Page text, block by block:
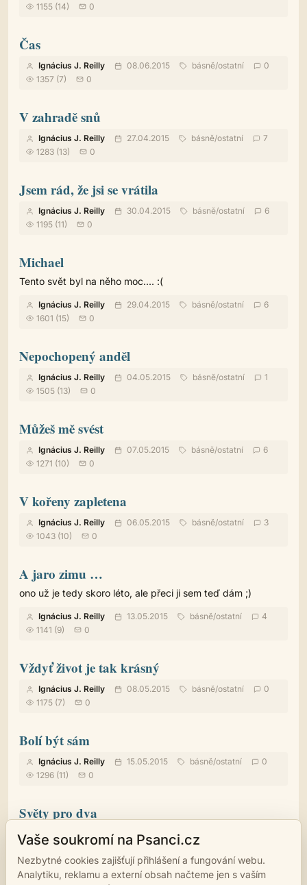
1155 (14)
0
Čas
Ignácius J. Reilly 08.06.2015 básně/ostatní
0
1357 (7)
0
V zahradě snů
Ignácius J. Reilly 27.04.2015 básně/ostatní
7
1283 (13)
0
Jsem rád, že jsi se vrátila
Ignácius J. Reilly 30.04.2015 básně/ostatní
6
1195 (11)
0
Michael
Tento svět byl na něho moc.... :(
Ignácius J. Reilly 29.04.2015 básně/ostatní
6
1601 (15)
0
Nepochopený anděl
Ignácius J. Reilly 04.05.2015 básně/ostatní
1
1505 (13)
0
Můžeš mě svést
Ignácius J. Reilly 07.05.2015 básně/ostatní
6
1271 (10)
0
V kořeny zapletena
Ignácius J. Reilly 06.05.2015 básně/ostatní
3
1043 (10)
0
A jaro zimu …
ono už je tedy skoro léto, ale přeci ji sem teď dám ;)
Ignácius J. Reilly 13.05.2015 básně/ostatní
4
1141 (9)
0
Vždyť život je tak krásný
Ignácius J. Reilly 08.05.2015 básně/ostatní
0
1175 (7)
0
Bolí být sám
Ignácius J. Reilly 15.05.2015 básně/ostatní
0
1296 (11)
0
Světy pro dva
Ignácius J. Reilly 12.05.2015
1217 (10)
0
Vaše soukromí na Psanci.cz
Nezbytné cookies zajišťují přihlášení a fungování webu.
Analytiku, reklamu a externí obsah načteme jen s vaším